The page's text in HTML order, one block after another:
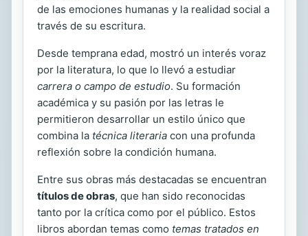
de las emociones humanas y la realidad social a
través de su escritura.
Desde temprana edad, mostró un interés voraz
por la literatura, lo que lo llevó a estudiar
carrera o campo de estudio. Su formación
académica y su pasión por las letras le
permitieron desarrollar un estilo único que
combina la técnica literaria con una profunda
reflexión sobre la condición humana.
Entre sus obras más destacadas se encuentran
títulos de obras, que han sido reconocidas
tanto por la crítica como por el público. Estos
libros abordan temas como temas tratados en